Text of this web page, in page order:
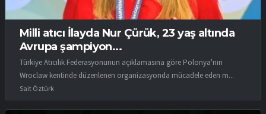
Milli atıcı İlayda Nur Çürük, 23 yaş altında
Avrupa şampiyon...
Türkiye Atıcılık Federasyonunun açıklamasına göre Polonya'nın
Wroclaw kentinde düzenlenen organizasyonda mücadele eden m...
Sait Öztürk